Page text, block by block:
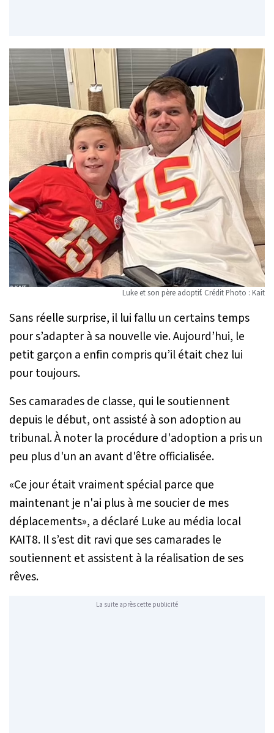
Luke et son père adoptif. Crédit Photo : Kait
Sans réelle surprise, il lui fallu un certains temps
pour s’adapter à sa nouvelle vie. Aujourd’hui, le
petit garçon a enfin compris qu’il était chez lui
pour toujours.
Ses camarades de classe, qui le soutiennent
depuis le début, ont assisté à son adoption au
tribunal. À noter la procédure d'adoption a pris un
peu plus d'un an avant d'être officialisée.
«Ce jour était vraiment spécial parce que
maintenant je n'ai plus à me soucier de mes
déplacements», a déclaré Luke au média local
KAIT8. Il s’est dit ravi que ses camarades le
soutiennent et assistent à la réalisation de ses
rêves.
La suite après cette publicité